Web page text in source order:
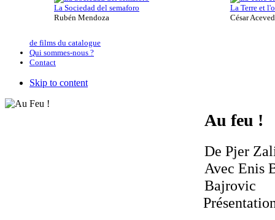
La Sociedad del semaforo
Rubén Mendoza
La Terre et
César
de films du catalogue
Qui sommes-nous ?
Contact
Skip to content
Au feu !
De Pjer
Avec Enis
Bajrovic